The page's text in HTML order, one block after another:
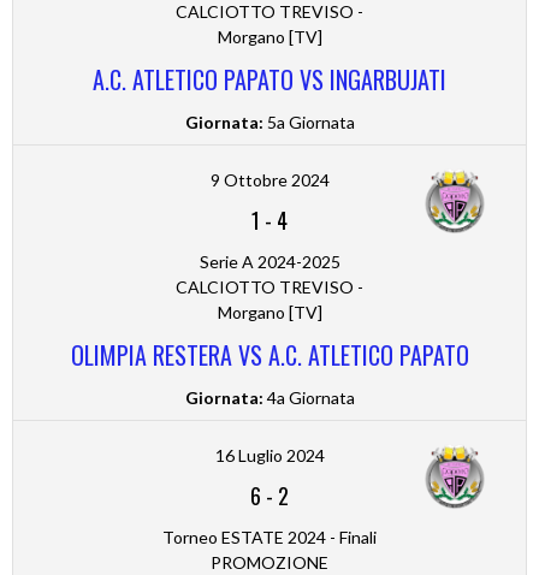
CALCIOTTO TREVISO -
Morgano [TV]
A.C. ATLETICO PAPATO VS INGARBUJATI
Giornata: 5a Giornata
9 Ottobre 2024
1 - 4
Serie A 2024-2025
CALCIOTTO TREVISO -
Morgano [TV]
OLIMPIA RESTERA VS A.C. ATLETICO PAPATO
Giornata: 4a Giornata
16 Luglio 2024
6 - 2
Torneo ESTATE 2024 - Finali
PROMOZIONE